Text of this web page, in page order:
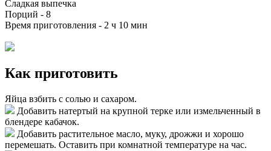
Сладкая выпечка
Порций - 8
Время приготовления - 2 ч 10 мин
Как приготовить
Яйца взбить с солью и сахаром.
Добавить натертый на крупной терке или измельченный в
блендере кабачок.
Добавить растительное масло, муку, дрожжи и хорошо
перемешать. Оставить при комнатной температуре на час.